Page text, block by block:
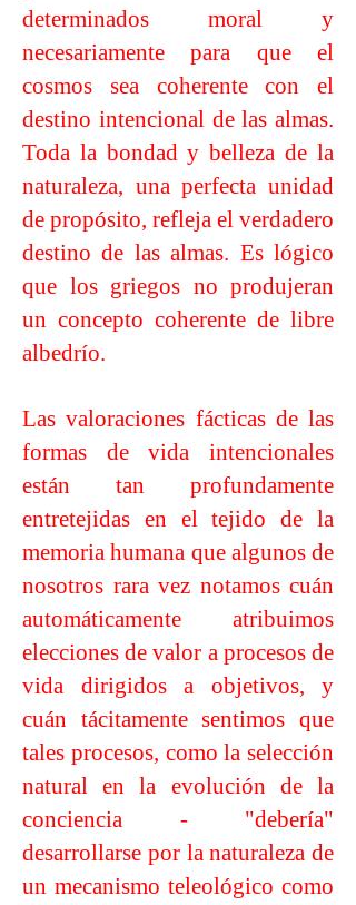
determinados moral y
necesariamente para que el
cosmos sea coherente con el
destino intencional de las almas.
Toda la bondad y belleza de la
naturaleza, una perfecta unidad
de propósito, refleja el verdadero
destino de las almas. Es lógico
que los griegos no produjeran
un concepto coherente de libre
albedrío.
Las valoraciones fácticas de las
formas de vida intencionales
están tan profundamente
entretejidas en el tejido de la
memoria humana que algunos de
nosotros rara vez notamos cuán
automáticamente atribuimos
elecciones de valor a procesos de
vida dirigidos a objetivos, y
cuán tácitamente sentimos que
tales procesos, como la selección
natural en la evolución de la
conciencia - "debería"
desarrollarse por la naturaleza de
un mecanismo teleológico como